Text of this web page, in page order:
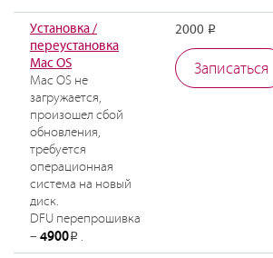
Установка /
переустановка
Mac OS
Mac OS не
загружается,
произошел сбой
обновления,
требуется
операционная
система на новый
диск.
DFU перепрошивка
– 4900Р .
2000 Р
Записаться